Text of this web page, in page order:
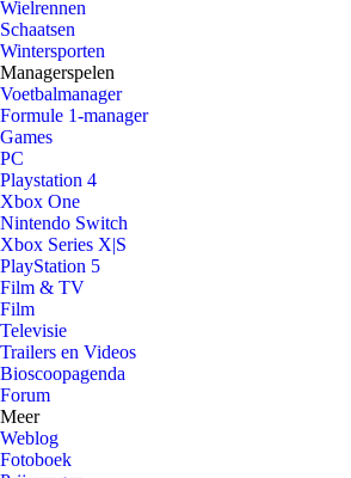
Wielrennen
Schaatsen
Wintersporten
Managerspelen
Voetbalmanager
Formule 1-manager
Games
PC
Playstation 4
Xbox One
Nintendo Switch
Xbox Series X|S
PlayStation 5
Film & TV
Film
Televisie
Trailers en Videos
Bioscoopagenda
Forum
Meer
Weblog
Fotoboek